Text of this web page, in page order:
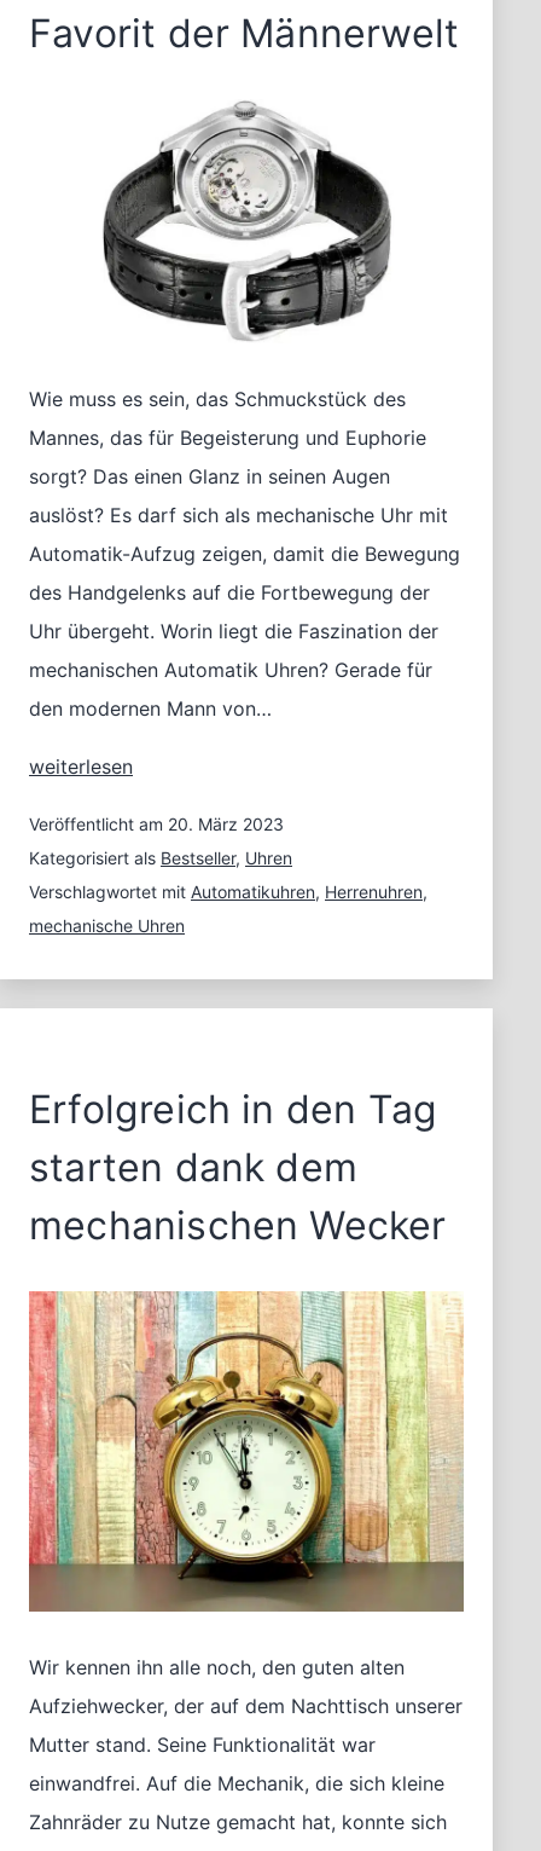
Favorit der Männerwelt
Wie muss es sein, das Schmuckstück des
Mannes, das für Begeisterung und Euphorie
sorgt? Das einen Glanz in seinen Augen
auslöst? Es darf sich als mechanische Uhr mit
Automatik-Aufzug zeigen, damit die Bewegung
des Handgelenks auf die Fortbewegung der
Uhr übergeht. Worin liegt die Faszination der
mechanischen Automatik Uhren? Gerade für
den modernen Mann von…
Die
Uhr
mit
Automatik
Favorit
der
weiterlesen
Veröffentlicht am 20. März 2023
Kategorisiert als Bestseller, Uhren
Verschlagwortet mit Automatikuhren, Herrenuhren,
mechanische Uhren
Erfolgreich in den Tag
starten dank dem
mechanischen Wecker
Wir kennen ihn alle noch, den guten alten
Aufziehwecker, der auf dem Nachttisch unserer
Mutter stand. Seine Funktionalität war
einwandfrei. Auf die Mechanik, die sich kleine
Zahnräder zu Nutze gemacht hat, konnte sich